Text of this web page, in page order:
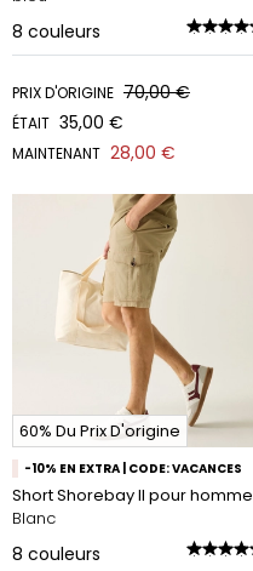
8 couleurs
PRIX D'ORIGINE 70,00 €
ÉTAIT 35,00 €
MAINTENANT 28,00 €
60% Du Prix D'origine
-10% EN EXTRA | CODE: VACANCES
Short Shorebay II pour homme
Blanc
8 couleurs